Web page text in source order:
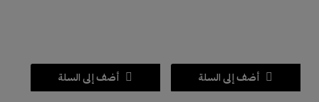
أضف إلى السلة أضف إلى السلة